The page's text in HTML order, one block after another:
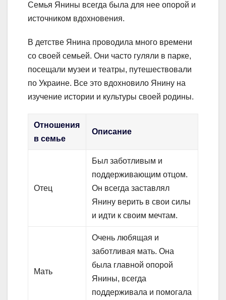
Семья Янины всегда была для нее опорой и
источником вдохновения.
В детстве Янина проводила много времени
со своей семьей. Они часто гуляли в парке,
посещали музеи и театры, путешествовали
по Украине. Все это вдохновило Янину на
изучение истории и культуры своей родины.
Отношения
в семье
Описание
Отец
Был заботливым и
поддерживающим отцом.
Он всегда заставлял
Янину верить в свои силы
и идти к своим мечтам.
Мать
Очень любящая и
заботливая мать. Она
была главной опорой
Янины, всегда
поддерживала и помогала